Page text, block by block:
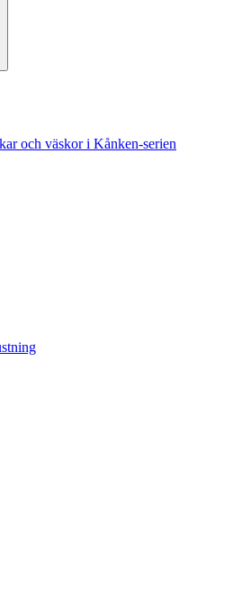
och väskor i Kånken-serien